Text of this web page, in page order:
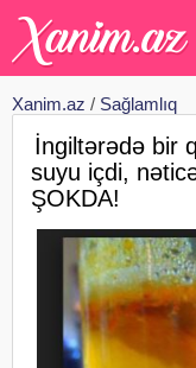
Xanim.az / Sağlamlıq
İngiltərədə bir
suyu içdi,
ŞOKDA!